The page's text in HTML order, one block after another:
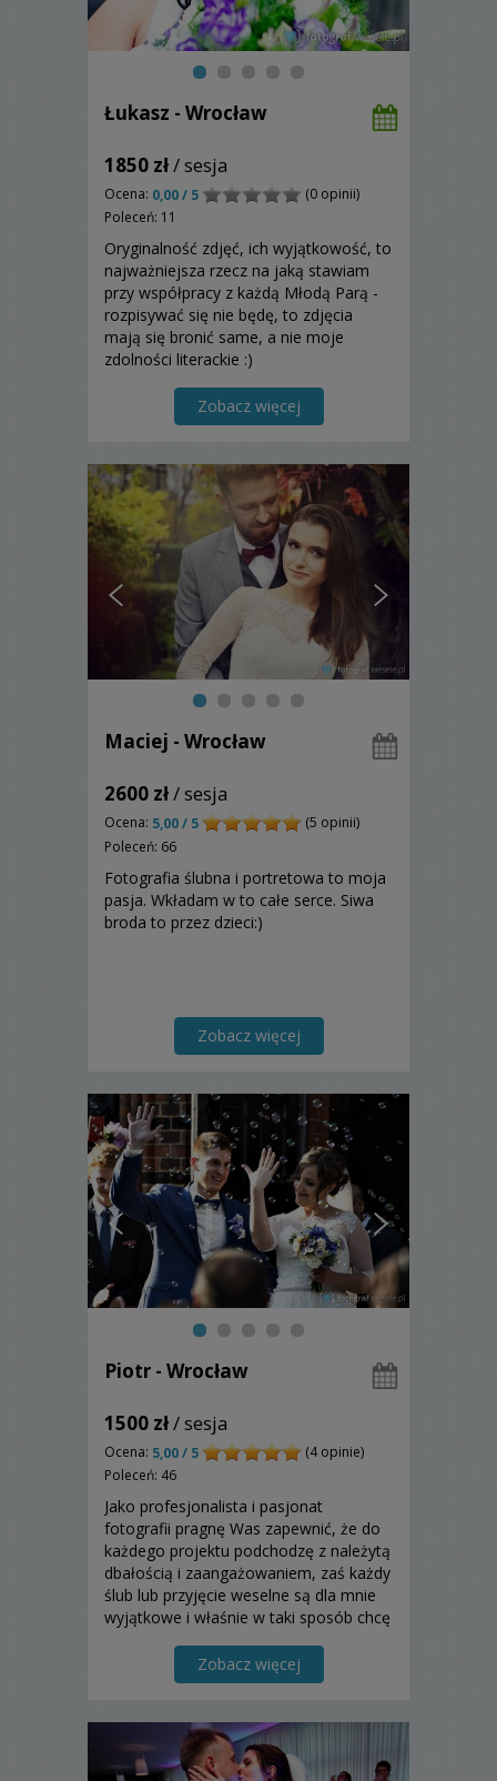
Łukasz - Wrocław
1850 zł/ sesja
Ocena: 0,00 / 5
(0 opinii)
Poleceń: 11
Oryginalność zdjęć, ich wyjątkowość, to
najważniejsza rzecz na jaką stawiam
przy współpracy z każdą Młodą Parą -
rozpisywać się nie będę, to zdjęcia
mają się bronić same, a nie moje
zdolności literackie :)
Zobacz więcej
Maciej - Wrocław
2600 zł/ sesja
Ocena: 5,00 / 5
(5 opinii)
Poleceń: 66
Fotografia ślubna i portretowa to moja
pasja. Wkładam w to całe serce. Siwa
broda to przez dzieci:)
Zobacz więcej
Piotr - Wrocław
1500 zł/ sesja
Ocena: 5,00 / 5
(4 opinie)
Poleceń: 46
Jako profesjonalista i pasjonat
fotografii pragnę Was zapewnić, że do
każdego projektu podchodzę z należytą
dbałością i zaangażowaniem, zaś każdy
ślub lub przyjęcie weselne są dla mnie
wyjątkowe i właśnie w taki sposób chcę
Zobacz więcej